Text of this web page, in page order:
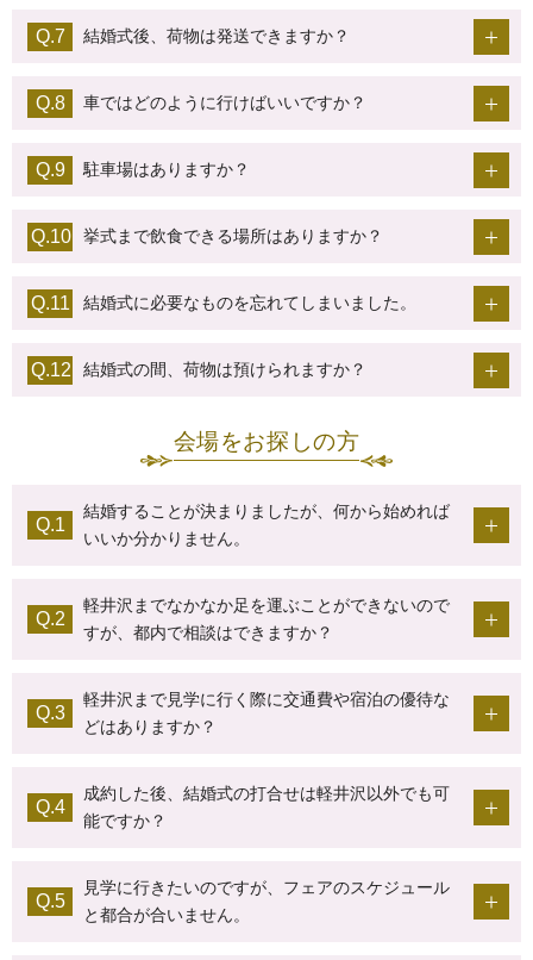
結婚式後、荷物は発送できますか？
車ではどのように行けばいいですか？
駐車場はありますか？
挙式まで飲食できる場所はありますか？
結婚式に必要なものを忘れてしまいました。
結婚式の間、荷物は預けられますか？
会場をお探しの方
結婚することが決まりましたが、何から始めれば
いいか分かりません。
軽井沢までなかなか足を運ぶことができないので
すが、都内で相談はできますか？
軽井沢まで見学に行く際に交通費や宿泊の優待な
どはありますか？
成約した後、結婚式の打合せは軽井沢以外でも可
能ですか？
見学に行きたいのですが、フェアのスケジュール
と都合が合いません。